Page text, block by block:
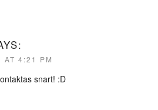
4:21 PM
snart! :D